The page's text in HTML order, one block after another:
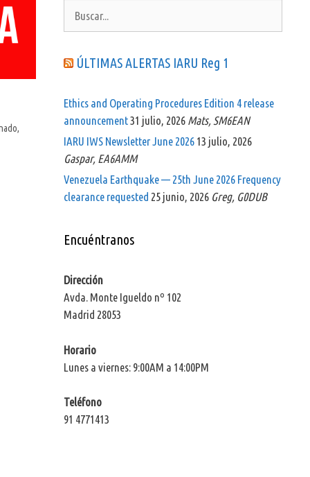
,
ÚLTIMAS ALERTAS IARU Reg 1
Ethics and Operating Procedures Edition 4 release
announcement31 julio, 2026 Mats, SM6EAN
IARU IWS Newsletter June 2026 13 julio, 2026
Gaspar, EA6AMM
Venezuela Earthquake — 25th June 2026 Frequency
clearance requested 25 junio, 2026 Greg, G0DUB
Encuéntranos
Dirección
Avda. Monte Igueldo nº 102
Madrid 28053
Horario
Lunes a viernes: 9:00AM a 14:00PM
Teléfono
91 4771413